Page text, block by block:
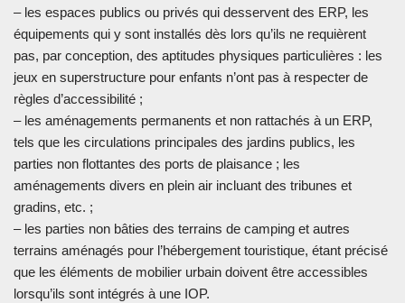
– les espaces publics ou privés qui desservent des ERP, les
équipements qui y sont installés dès lors qu’ils ne requièrent
pas, par conception, des aptitudes physiques particulières : les
jeux en superstructure pour enfants n’ont pas à respecter de
règles d’accessibilité ;
– les aménagements permanents et non rattachés à un ERP,
tels que les circulations principales des jardins publics, les
parties non flottantes des ports de plaisance ; les
aménagements divers en plein air incluant des tribunes et
gradins, etc. ;
– les parties non bâties des terrains de camping et autres
terrains aménagés pour l’hébergement touristique, étant précisé
que les éléments de mobilier urbain doivent être accessibles
lorsqu’ils sont intégrés à une IOP.